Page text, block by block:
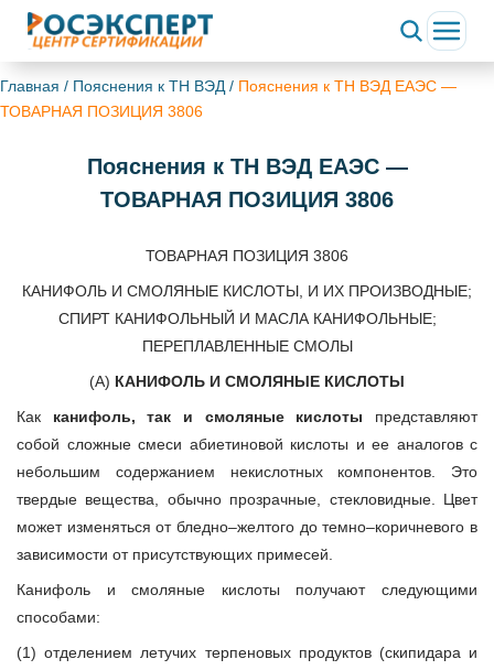
Главная / Пояснения к ТН ВЭД / Пояснения к ТН ВЭД ЕАЭС —
ТОВАРНАЯ ПОЗИЦИЯ 3806
Пояснения к ТН ВЭД ЕАЭС —
ТОВАРНАЯ ПОЗИЦИЯ 3806
ТОВАРНАЯ ПОЗИЦИЯ 3806
КАНИФОЛЬ И СМОЛЯНЫЕ КИСЛОТЫ, И ИХ ПРОИЗВОДНЫЕ;
СПИРТ КАНИФОЛЬНЫЙ И МАСЛА КАНИФОЛЬНЫЕ;
ПЕРЕПЛАВЛЕННЫЕ СМОЛЫ
(А) КАНИФОЛЬ И СМОЛЯНЫЕ КИСЛОТЫ
Как канифоль, так и смоляные кислоты представляют
собой сложные смеси абиетиновой кислоты и ее аналогов с
небольшим содержанием некислотных компонентов. Это
твердые вещества, обычно прозрачные, стекловидные. Цвет
может изменяться от бледно–желтого до темно–коричневого в
зависимости от присутствующих примесей.
Канифоль и смоляные кислоты получают следующими
способами:
(1) отделением летучих терпеновых продуктов (скипидара и